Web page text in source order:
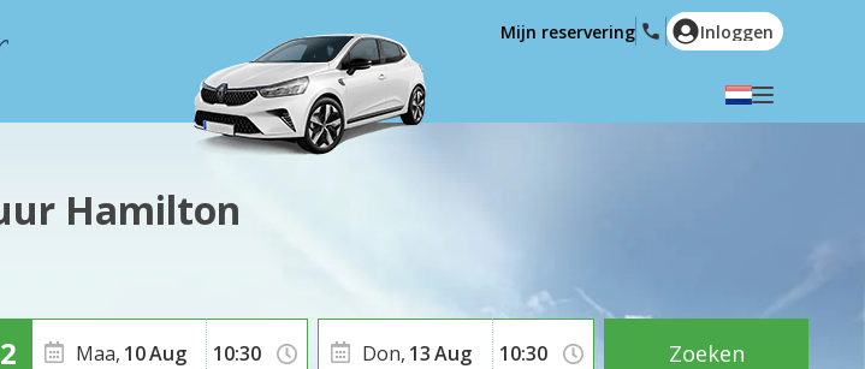
English (US)
Polski
Mijn reservering Inloggen
Hamilton
Maa, 10Aug Don, 13Aug Zoeken